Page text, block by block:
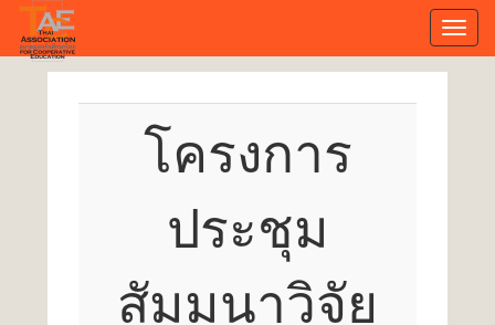
โครงการ
ประชุม
สัมมนาวิจัย